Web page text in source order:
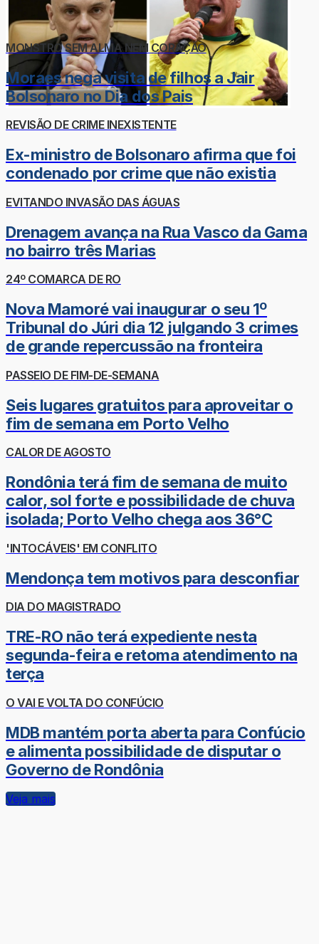
MONSTRO SEM ALMA NEM CORAÇÃO
Moraes nega visita de filhos a Jair
Bolsonaro no Dia dos Pais
REVISÃO DE CRIME INEXISTENTE
Ex-ministro de Bolsonaro afirma que foi
condenado por crime que não existia
EVITANDO INVASÃO DAS ÁGUAS
Drenagem avança na Rua Vasco da Gama
no bairro três Marias
24º COMARCA DE RO
Nova Mamoré vai inaugurar o seu 1º
Tribunal do Júri dia 12 julgando 3 crimes
de grande repercussão na fronteira
PASSEIO DE FIM-DE-SEMANA
Seis lugares gratuitos para aproveitar o
fim de semana em Porto Velho
CALOR DE AGOSTO
Rondônia terá fim de semana de muito
calor, sol forte e possibilidade de chuva
isolada; Porto Velho chega aos 36°C
'INTOCÁVEIS' EM CONFLITO
Mendonça tem motivos para desconfiar
DIA DO MAGISTRADO
TRE-RO não terá expediente nesta
segunda-feira e retoma atendimento na
terça
O VAI E VOLTA DO CONFÚCIO
MDB mantém porta aberta para Confúcio
e alimenta possibilidade de disputar o
Governo de Rondônia
Veja mais